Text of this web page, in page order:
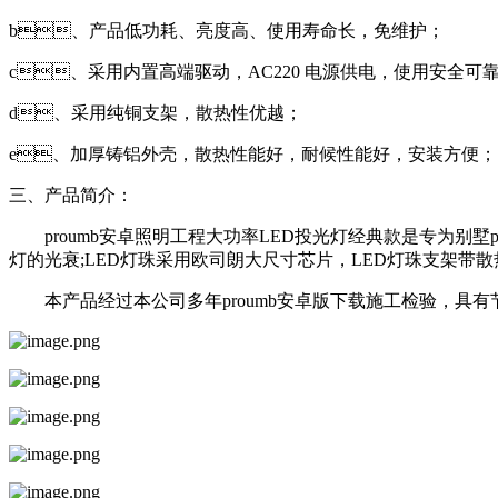
b、产品低功耗、亮度高、使用寿命长，免维护；
c、采用内置高端驱动，AC220 电源供电，使用安全可靠,
d、采用纯铜支架，散热性优越；
e、加厚铸铝外壳，散热性能好，耐候性能好，安装方便
三、产品简介：
proumb安卓照明工程大功率LED投光灯经典款是专为别墅
灯的光衰;LED灯珠采用欧司朗大尺寸芯片，LED灯珠支架带散热
本产品经过本公司多年proumb安卓版下载施工检验，具有节亮